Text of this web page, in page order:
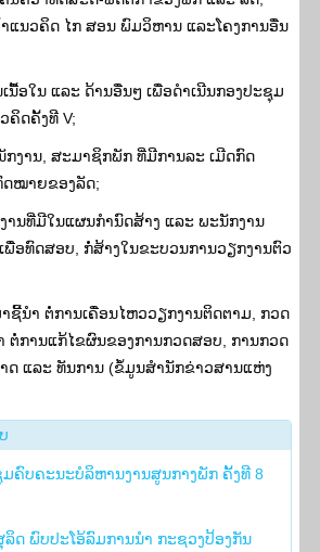
ແນວຄິດ ໄກ ສອນ ພົມວິຫານ ແລະໂຄງການອື່ນ
ນື້ອໃນ ແລະ ດ້ານອື່ນໆ ເພື່ອດໍາເນີນກອງປະຊຸມ
ຄິດຄັ້ງທີ V;
ກງານ, ສະມາຊິກພັກ ທີ່ມີການລະ ເມີດກົດ
ດໝາຍຂອງລັດ;
ານທີ່ມີໃນແຜນກໍານົດສ້າງ ແລະ ພະນັກງານ
ພື່ອທົດສອບ, ກໍ່ສ້າງໃນຂະບວນການວຽກງານຕົວ
ຊີ້ນໍາ ຕໍ່ການເຄື່ອນໄຫວວຽກງານຕິດຕາມ, ກວດ
ຕໍ່ການແກ້ໄຂຜົນຂອງການກວດສອບ, ການກວດ
ດ ແລະ ທັນການ (ຂໍ້ມູນສຳນັກຂ່າວສານແຫ່ງ
ມຄົບຄະນະບໍລິຫານງານສູນກາງພັກ ຄັ້ງທີ 8
ດ ພົບປະໂອ້ລົມການນຳ ກະຊວງປ້ອງກັນ